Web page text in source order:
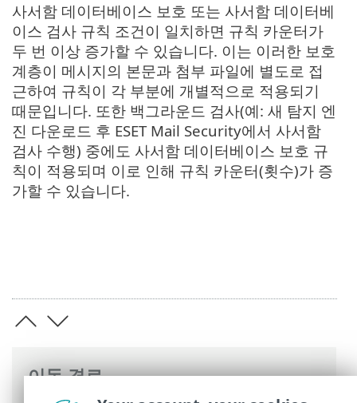
이동 경로
사서함 데이터베이스 보호 또는 사서함 데이터베
이스 검사 규칙 조건이 일치하면 규칙 카운터가
두 번 이상 증가할 수 있습니다. 이는 이러한 보호
계층이 메시지의 본문과 첨부 파일에 별도로 접
근하여 규칙이 각 부분에 개별적으로 적용되기
때문입니다. 또한 백그라운드 검사(예: 새 탐지 엔
진 다운로드 후 ESET Mail Security에서 사서함
검사 수행) 중에도 사서함 데이터베이스 보호 규
칙이 적용되며 이로 인해 규칙 카운터(횟수)가 증
가할 수 있습니다.